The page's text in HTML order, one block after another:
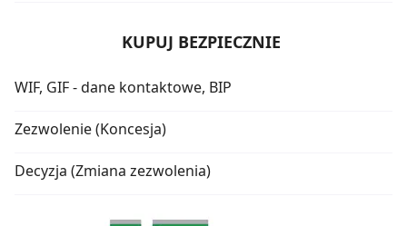
KUPUJ BEZPIECZNIE
WIF, GIF - dane kontaktowe, BIP
Zezwolenie (Koncesja)
Decyzja (Zmiana zezwolenia)